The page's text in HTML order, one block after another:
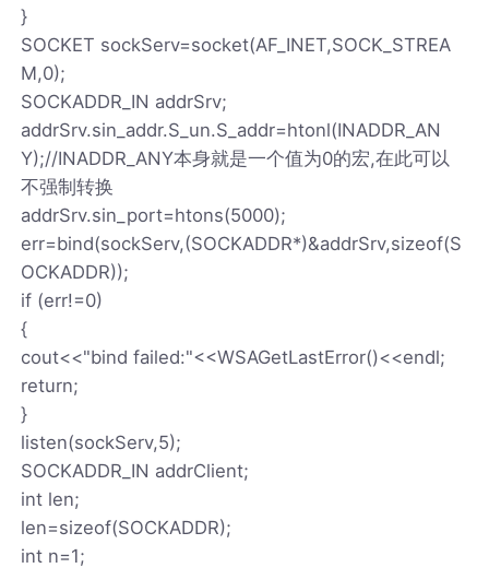
}
SOCKET sockServ=socket(AF_INET,SOCK_STREA
M,0);
SOCKADDR_IN addrSrv;
addrSrv.sin_addr.S_un.S_addr=htonl(INADDR_AN
Y);//INADDR_ANY本身就是一个值为0的宏,在此可以
不强制转换
addrSrv.sin_port=htons(5000);
err=bind(sockServ,(SOCKADDR*)&addrSrv,sizeof(S
OCKADDR));
if (err!=0)
{
cout<<"bind failed:"<<WSAGetLastError()<<endl;
return;
}
listen(sockServ,5);
SOCKADDR_IN addrClient;
int len;
len=sizeof(SOCKADDR);
int n=1;